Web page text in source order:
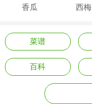
香瓜 西梅
菜谱
百科